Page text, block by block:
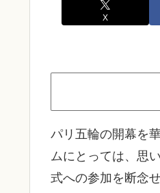
X
パリ五輪の開幕を
ムにとっては、思
式への参加を断念